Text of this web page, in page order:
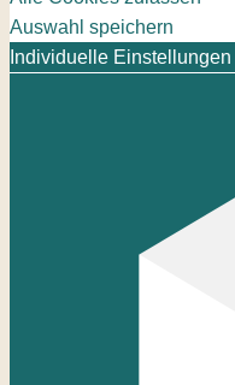
Auswahl speichern
Individuelle Einstellungen